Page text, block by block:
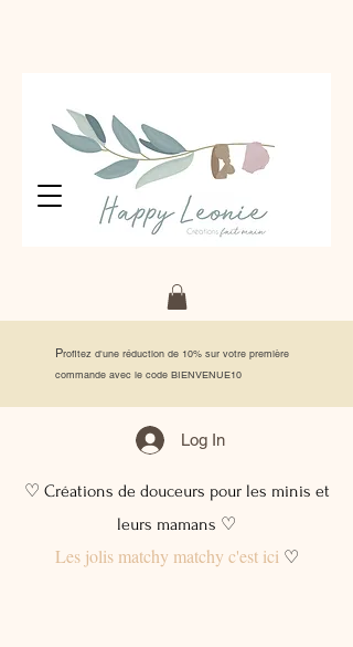
Profitez d'une réduction de 10% sur votre première
commande avec le code BIENVENUE10
Log In
♡ Créations de douceurs pour les minis et
leurs mamans ♡
Les jolis matchy matchy c'est ici♡